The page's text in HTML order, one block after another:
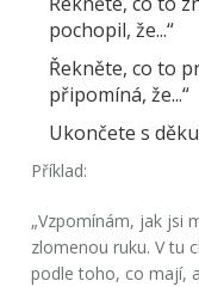
pochopil, že...“
Řekněte, co to
připomíná, že...“
Ukončete s
Příklad:
„Vzpomínám, jak jsi
zlomenou ruku. V tu
podle toho, co mají,